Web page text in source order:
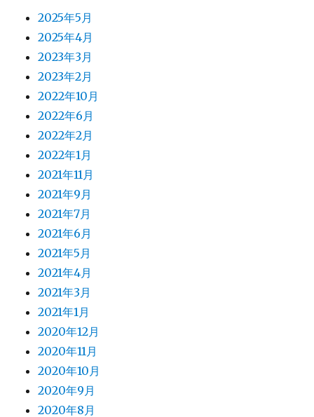
2025年5月
2025年4月
2023年3月
2023年2月
2022年10月
2022年6月
2022年2月
2022年1月
2021年11月
2021年9月
2021年7月
2021年6月
2021年5月
2021年4月
2021年3月
2021年1月
2020年12月
2020年11月
2020年10月
2020年9月
2020年8月